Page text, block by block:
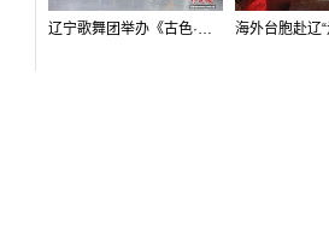
辽宁歌舞团举办《古色·国宝辽宁》排练开放日活动